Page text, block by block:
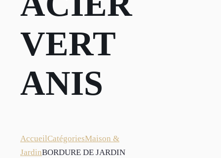
VERT
ANIS
AccueilCatégoriesMaison &
JardinBORDURE DE JARDIN